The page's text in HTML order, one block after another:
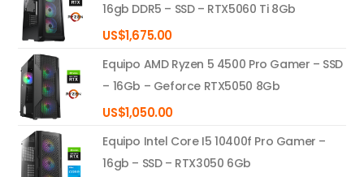
16gb DDR5 – SSD – RTX5060 Ti 8Gb
US$1,675.00
Equipo AMD Ryzen 5 4500 Pro Gamer – SSD
– 16Gb – Geforce RTX5050 8Gb
US$1,050.00
Equipo Intel Core I5 10400f Pro Gamer –
16gb – SSD – RTX3050 6Gb